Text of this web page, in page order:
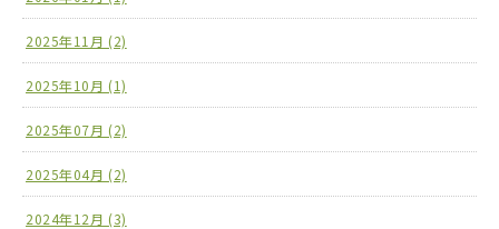
2025年11月 (2)
2025年10月 (1)
2025年07月 (2)
2025年04月 (2)
2024年12月 (3)